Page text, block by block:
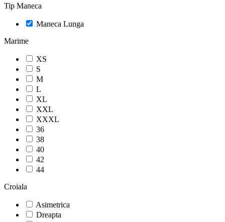
Tip Maneca
Maneca Lunga
Marime
XS
S
M
L
XL
XXL
XXXL
36
38
40
42
44
Croiala
Asimetrica
Dreapta